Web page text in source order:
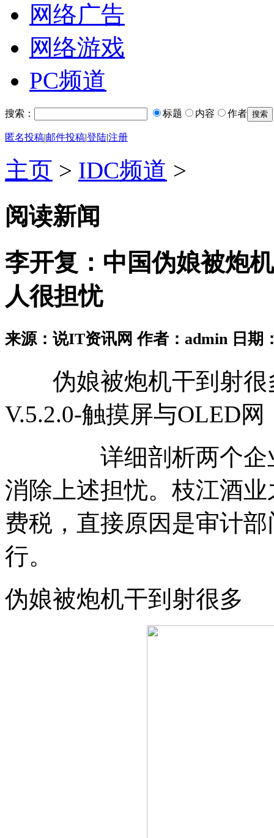
网络广告
网络游戏
PC频道
搜索： 标题 内容 作者
匿名投稿|邮件投稿|登陆|注册
主页 > IDC频道 >
阅读新闻
李开复：中国伪娘被炮
人很担忧
来源：说IT资讯网 作者：admin 日期
伪娘被炮机干到射很
V.5.2.0-触摸屏与OLED网
详细剖析两个企业
消除上述担忧。枝江酒
费税，直接原因是审计
行。
伪娘被炮机干到射很